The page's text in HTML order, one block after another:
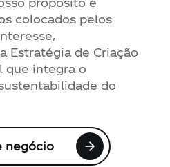
colocados pelos
Estratégia de Criação
que integra o
do
negócio